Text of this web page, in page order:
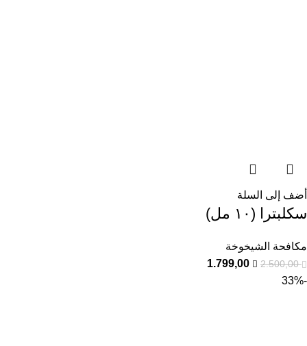
أضف إلى السلة
سكلبترا (١٠ مل)
مكافحة الشيخوخة
2.500,00
1.799,00
-33%